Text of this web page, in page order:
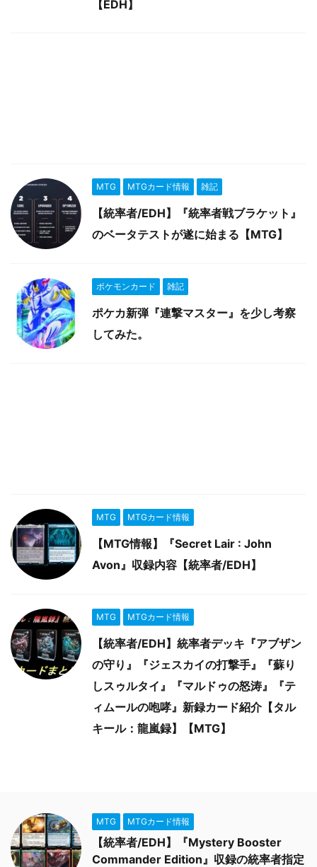
【EDH】
MTG MTGカード情報 雑記
【統率者/EDH】『統率者戦ブラケット』
のベータテストが遂に始まる【MTG】
ポケモンカード 雑記
ポケカ新弾『連撃マスター』を少し考察
してみた。
MTG MTGカード情報
【MTG情報】『Secret Lair : John
Avon』収録内容【統率者/EDH】
MTG MTGカード情報
【統率者/EDH】統率者デッキ『アブザン
の守り』『ジェスカイの打撃手』『蘇り
しスゥルタイ』『マルドゥの怒涛』『テ
ィムールの咆哮』新録カード紹介【タル
キール：龍嵐録】【MTG】
MTG MTGカード情報
【統率者/EDH】『Mystery Booster
Commander Edition』収録の統率者指定